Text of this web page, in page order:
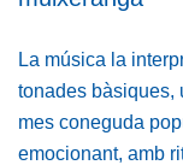
La música la
tonades bàsiques,
mes coneguda
emocionant, amb